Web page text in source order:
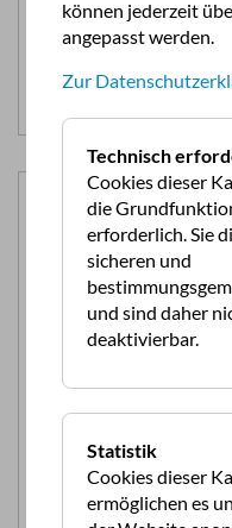
– Routenvorschläge
– Länder-Infos mit
– Reisekarten und
– Infos über Camping-
individuell.
Bei unseren
ÖCC für Sie die
können jederzeit
angepasst werden.
Zur
Technisch
Cookies dieser
die
erforderlich. Sie
sicheren und
und sind daher
deaktivierbar.
Statistik
Cookies dieser
ermöglichen es